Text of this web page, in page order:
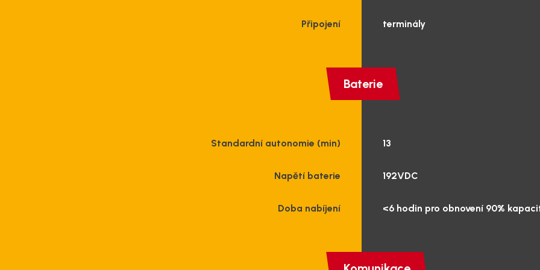
Připojení terminály
Baterie
Standardní autonomie (min) 13
Napětí baterie 192VDC
Doba nabíjení <6 hodin pro obnovení 90%